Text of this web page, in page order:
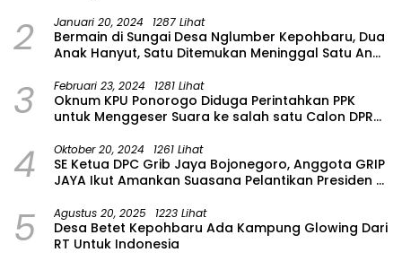
2 Januari 20, 2024 1287 Lihat
Bermain di Sungai Desa Nglumber Kepohbaru, Dua
Anak Hanyut, Satu Ditemukan Meninggal Satu Anak
3 Februari 23, 2024 1281 Lihat
Oknum KPU Ponorogo Diduga Perintahkan PPK
untuk Menggeser Suara ke salah satu Calon DPRD
4 Oktober 20, 2024 1261 Lihat
SE Ketua DPC Grib Jaya Bojonegoro, Anggota GRIP
JAYA Ikut Amankan Suasana Pelantikan Presiden di
5 Agustus 20, 2025 1223 Lihat
Desa Betet Kepohbaru Ada Kampung Glowing Dari
RT Untuk Indonesia